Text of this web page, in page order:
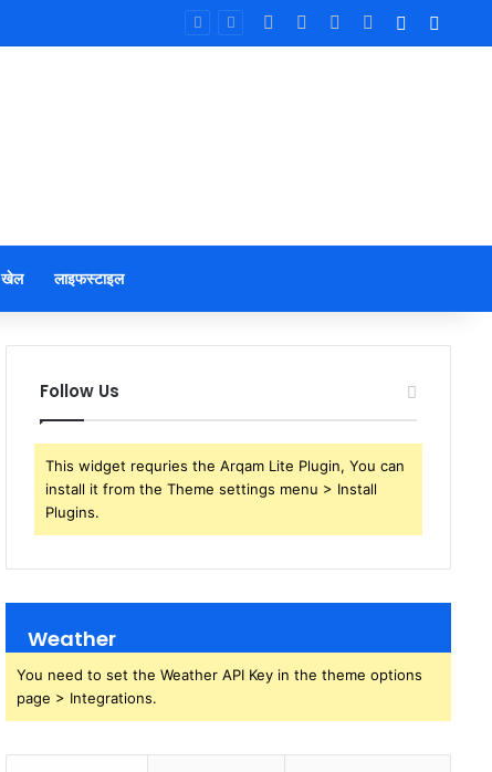
Facebook YouTubeInstagram
Log In
खेल लाइफस्टाइल
Follow Us
This widget requries the Arqam Lite Plugin, You can
install it from the Theme settings menu > Install
Plugins.
Weather
You need to set the Weather API Key in the theme options
page > Integrations.